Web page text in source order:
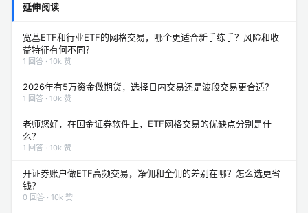
延伸阅读
宽基ETF和行业ETF的网格交易，哪个更适合新手练手？风险和收
益特征有何不同？
1 回答 · 10k 赞
2026年有5万资金做期货，选择日内交易还是波段交易更合适？
1 回答 · 10k 赞
老师您好，在国金证券软件上，ETF网格交易的优缺点分别是什
么？
1 回答 · 10k 赞
开证券账户做ETF高频交易，净佣和全佣的差别在哪？怎么选更省
钱？
0 回答 · 10k 赞